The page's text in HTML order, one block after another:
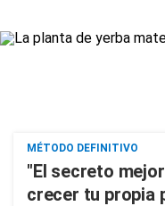
MÉTODO DEFINITIVO
"El secreto
crecer tu propia